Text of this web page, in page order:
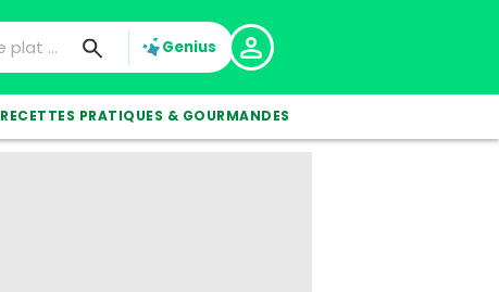
Genius
RECETTES PRATIQUES & GOURMANDES